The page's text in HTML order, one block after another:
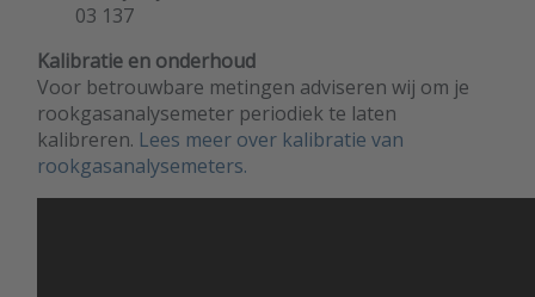
03 137
Kalibratie en onderhoud
Voor betrouwbare metingen adviseren wij om je
rookgasanalysemeter periodiek te laten
kalibreren. Lees meer over kalibratie van
rookgasanalysemeters.